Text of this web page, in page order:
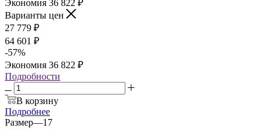
Экономия 36 822 ₽
Варианты цен
27 779 ₽
64 601 ₽
-57%
Экономия 36 822 ₽
Подробности
В корзину
Подробнее
Размер—17